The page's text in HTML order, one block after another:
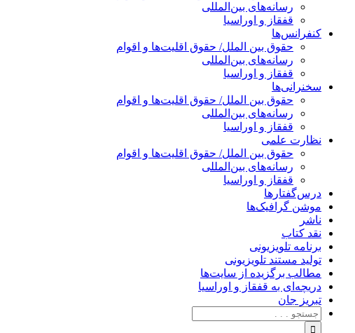
رسانه‌های بین‌المللی
قفقاز و اوراسیا
کنفرانس‌ها
حقوق بین الملل/ حقوق اقلیت‌ها و اقوام
رسانه‌های بین‌المللی
قفقاز و اوراسیا
سخنرانی‌ها
حقوق بین الملل/ حقوق اقلیت‌ها و اقوام
رسانه‌های بین‌المللی
قفقاز و اوراسیا
نظارت علمی
حقوق بین الملل/ حقوق اقلیت‌ها و اقوام
رسانه‌های بین‌المللی
قفقاز و اوراسیا
درس‌گفتارها
موشن گرافیک‌ها
ناشر
نقد کتاب
برنامه‌ تلویزیونی
تولید مستند تلویزیونی
مطالب برگزیده از سایت‌ها
دریچه‌ای به قفقاز و اوراسیا
تبریزِ جان
جستجو
برای: